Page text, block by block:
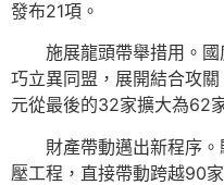
發布21項。
施展龍頭帶舉措用。
巧立異同盟，展開結合攻
元從最後的32家擴大為62
財產帶動邁出新程序
壓工程，直接帶動跨越90